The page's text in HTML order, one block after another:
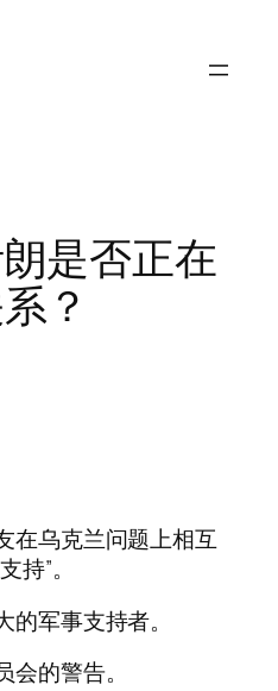
是否正在
？
在乌克兰问题上相互
持”。
军事支持者。
的警告。